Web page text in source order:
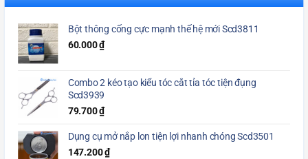
Bột thông cống cực mạnh thế hệ mới Scd3811
60.000₫
Combo 2 kéo tạo kiểu tóc cắt tỉa tóc tiện đụng
Scd3939
79.700₫
Dụng cụ mở nắp lon tiện lợi nhanh chóng Scd3501
147.200₫